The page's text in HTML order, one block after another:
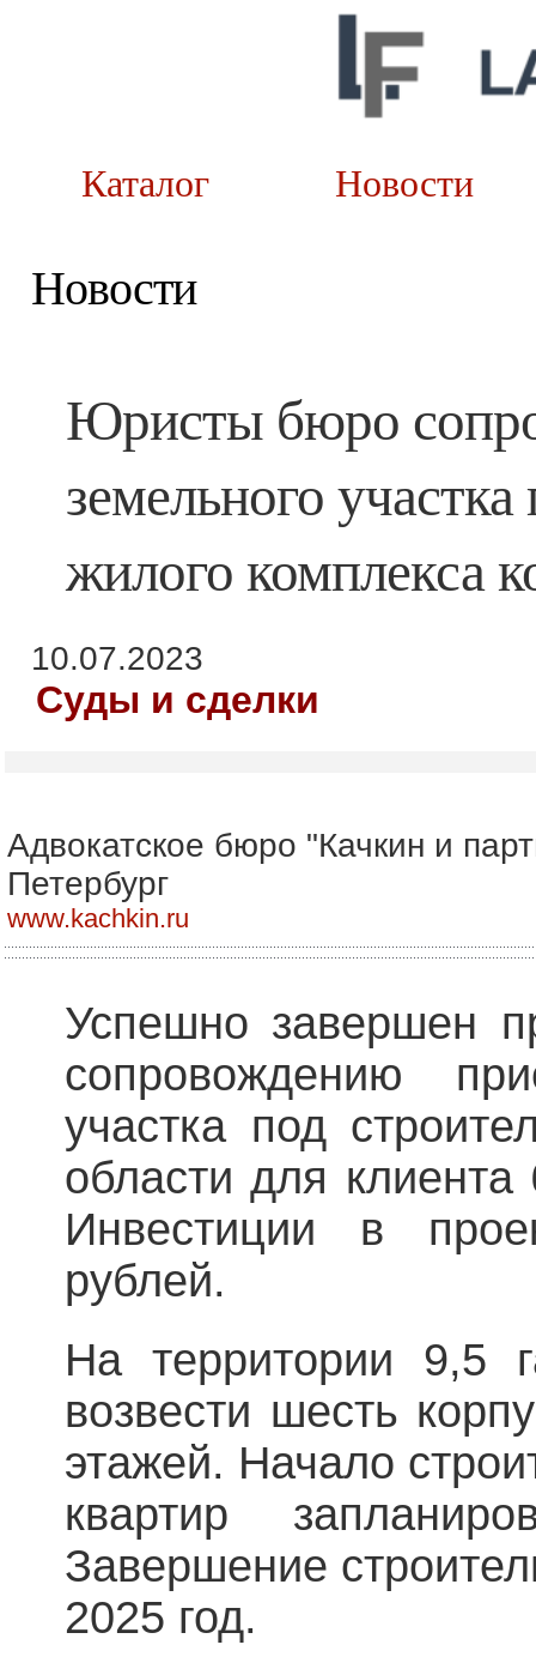
Каталог
Новости
Юристы бюро
земельного
жилого комплекса
10.07.2023
Суды и сделки
Адвокатское бюро "Качкин и
Петербург
www.kachkin.ru
Успешно завершен
сопровождению
участка под
области для
Инвестиции в
рублей.
На территории 9,5
возвести шесть
этажей. Начало
квартир
Завершение
2025 год.